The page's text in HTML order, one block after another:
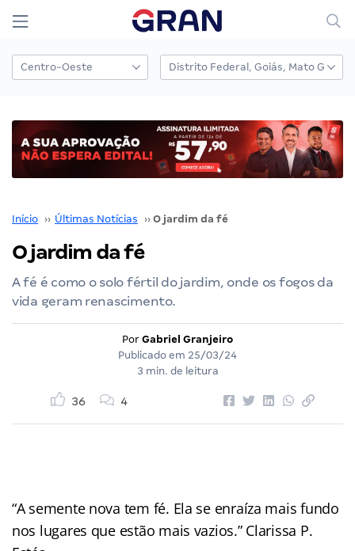
Início ›› Últimas Notícias ›› O jardim da fé
O jardim da fé
A fé é como o solo fértil do jardim, onde os fogos da
vida geram renascimento.
Por Gabriel Granjeiro
Publicado em 25/03/24
3 min. de leitura
36 4
“A semente nova tem fé. Ela se enraíza mais fundo
nos lugares que estão mais vazios.” Clarissa P.